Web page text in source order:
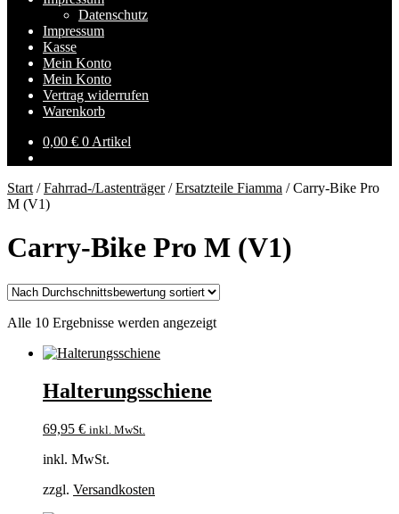
Datenschutz
Impressum
Kasse
Mein Konto
Mein Konto
Vertrag widerrufen
Warenkorb
0,00 € 0 Artikel
Start /Fahrrad-/Lastenträger/Ersatzteile Fiamma /Carry-Bike Pro
M (V1)
Carry-Bike Pro M (V1)
Alle 10 Ergebnisse werden angezeigtNach
Halterungsschiene
69,95 € inkl. MwSt.
inkl. MwSt.
zzgl. Versandkosten